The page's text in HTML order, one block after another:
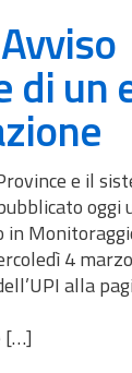
di un
e il
oggi
4
alla
[…]